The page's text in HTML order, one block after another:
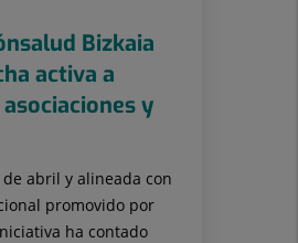
Bizkaia
activa a
y
abril y alineada con
promovido por
ha contado